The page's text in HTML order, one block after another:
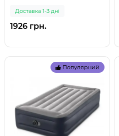
Доставка 1-3 дні
1926 грн.
Популярний